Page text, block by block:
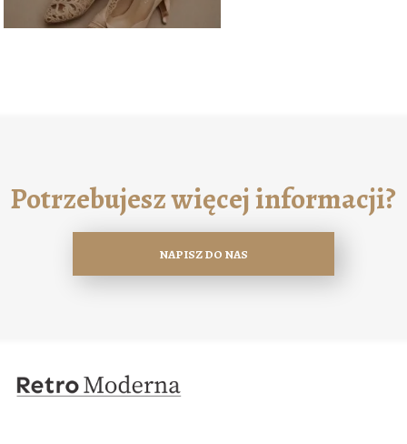
Potrzebujesz więcej informacji?
NAPISZ DO NAS